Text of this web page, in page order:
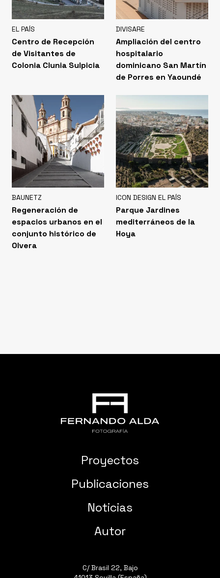
EL PAÍS
Centro de Recepción
de Visitantes de
Colonia Clunia Sulpicia
DIVISARE
Ampliación del centro
hospitalario
dominicano San Martín
de Porres en Yaoundé
BAUNETZ
Regeneración de
espacios urbanos en el
conjunto histórico de
Olvera
ICON DESIGN EL PAÍS
Parque Jardines
mediterráneos de la
Hoya
Proyectos
Publicaciones
Noticias
Autor
C/ Brasil 22, Bajo